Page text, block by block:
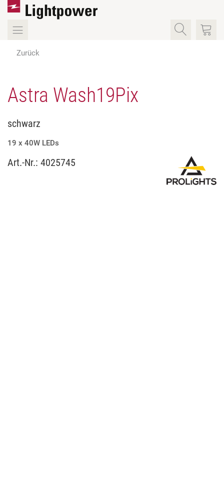
Zurück
Astra Wash19Pix
schwarz
19 x 40W LEDs
Art.-Nr.: 4025745